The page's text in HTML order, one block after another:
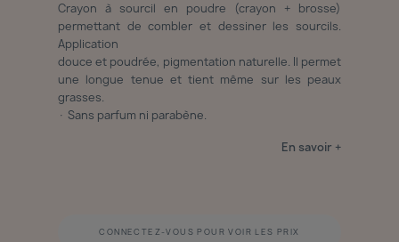
Crayon à sourcil en poudre (crayon + brosse)
permettant de combler et dessiner les sourcils.
Application
douce et poudrée, pigmentation naturelle. Il permet
une longue tenue et tient même sur les peaux
grasses.
· Sans parfum ni parabène.
En savoir +
CONNECTEZ-VOUS POUR VOIR LES PRIX